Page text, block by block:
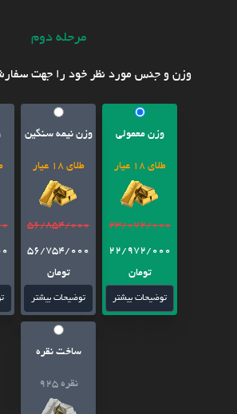
مرحله دوم
وزن و جنس مورد نظر خود را جهت
وزن معمولی
طلای 18 عیار
23/072/000
22/972/000
تومان
توضیحات بیشتر
وزن نیمه سنگین
طلای 18 عیار
56/854/000
56/754/000
تومان
توضیحات بیشتر
ساخت نقره
نقره 925